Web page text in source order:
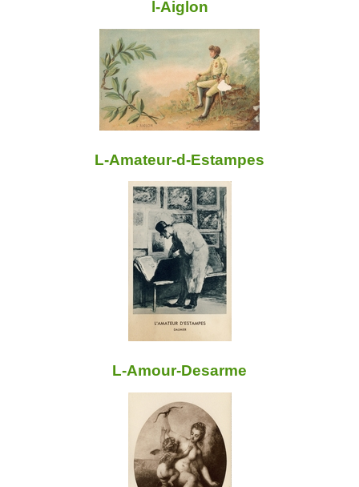
l-Aiglon
L-Amateur-d-Estampes
L-Amour-Desarme